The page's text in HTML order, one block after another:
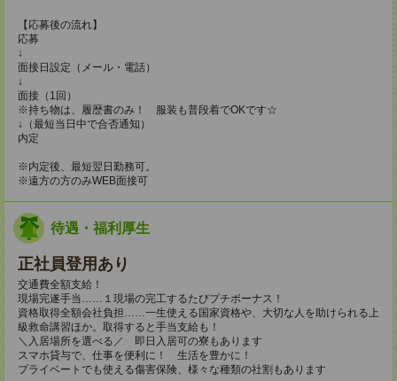
【応募後の流れ】
応募
↓
面接日設定（メール・電話）
↓
面接（1回）
※持ち物は、履歴書のみ！ 服装も普段着でOKです☆
↓（最短当日中で合否通知）
内定
※内定後、最短翌日勤務可。
※遠方の方のみWEB面接可
待遇・福利厚生
正社員登用あり
交通費全額支給！
現場完遂手当……１現場の完工するたびプチボーナス！
資格取得全額会社負担……一生使える国家資格や、大切な人を助けられる上
級救命講習ほか。取得すると手当支給も！
＼入居場所を選べる／ 即日入居可の寮もあります
スマホ貸与で、仕事を便利に！ 生活を豊かに！
プライベートでも使える傷害保険、様々な種類の社割もあります